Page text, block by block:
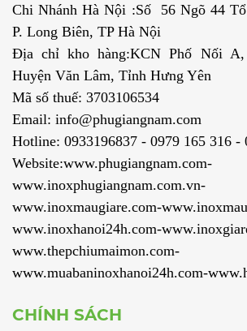
Chi Nhánh Hà Nội :Số 56 Ngõ 44
P. Long Biên, TP Hà Nội
Địa chỉ kho hàng:KCN Phố Nối
Huyện Văn Lâm, Tỉnh Hưng Yên
Mã số thuế: 3703106534
Email: info@phugiangnam.com
Hotline: 0933196837 - 0979 165 316 -
Website:www.phugiangnam.com-
www.inoxphugiangnam.com.vn-
www.inoxmaugiare.com-
www.inoxhanoi24h.com-
www.thepchiumaimon.com-
www.muabaninoxhanoi24h.com-
CHÍNH SÁCH